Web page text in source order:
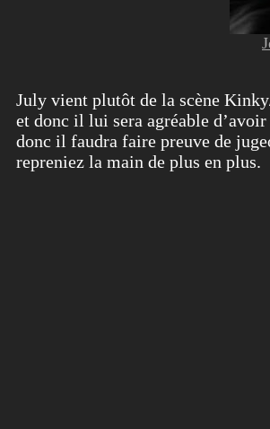
July vient plutôt de la scène
et donc il lui sera agréable
donc il faudra faire preuve de
repreniez la main de plus en plus.